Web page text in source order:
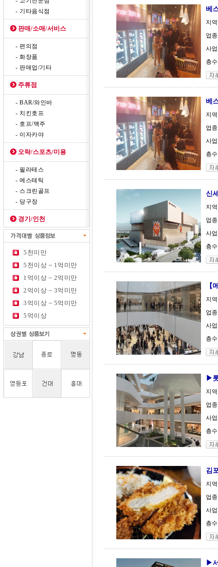
- 기타음식점
판매/소매/서비스
- 편의점
- 화장품
- 판매업/기타
주류점
- BAR/와인바
- 치킨호프
- 호프/맥주
- 이자카야
오락/스포츠/미용
- 필라테스
- 에스테틱
- 스크린골프
- 당구장
경기/인천
5천미만
5천이상 ~ 1억미만
1억이상 ~ 2억미만
2억이상 ~ 3억미만
3억이상 ~ 5억미만
5억이상
베
지
업
사
층
베
지
업
사
층
신
지
업
사
층
【
지
업
사
층
▶
지
업
사
층
김
지
업
사
층
▶